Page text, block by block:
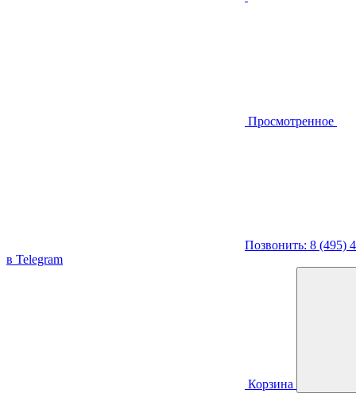
Просмотренное
Позвонить: 8 (495)
в Telegram
Корзина